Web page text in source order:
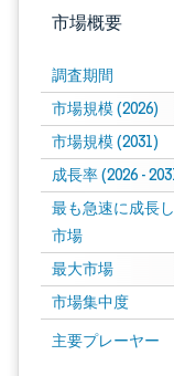
市場概要
調査期間
市場規模 (2026)
市場規模 (2031)
成長率 (2026 -
最も急速に成長
市場
最大市場
市場集中度
主要プレーヤー
画像 © Mordor